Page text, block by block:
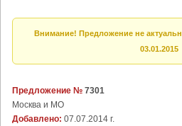
Внимание! Предложение не
03.01.2015
Предложение № 7301
Москва и МО
Добавлено: 07.07.2014 г.